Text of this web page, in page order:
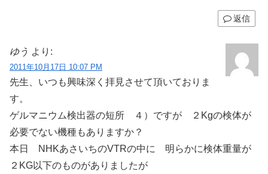
返信
ゆう より:
2011年10月17日 10:07 PM
先生、いつも興味深く拝見させて頂いておりま
す。
ゲルマニウム検出器の短所 ４）ですが ２Kgの検体が
必要でない機種もありますか？
本日 NHKあさいちのVTRの中に 明らかに検体重量が
２KG以下のものがありましたが